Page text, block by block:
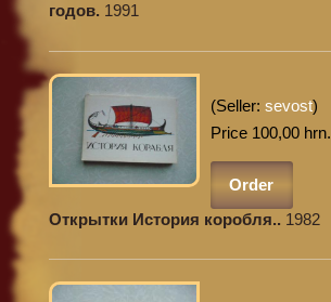
годов. 1991
(Seller: sevost)
Price 100,00 hrn.
Order
Открытки История коробля.. 1982